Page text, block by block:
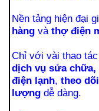
Nền tảng hiện đại
hàng vàthợ điện
Chỉ với vài thao
dịch vụ sửa
điện lạnh,theo
lượng dễ dàng.